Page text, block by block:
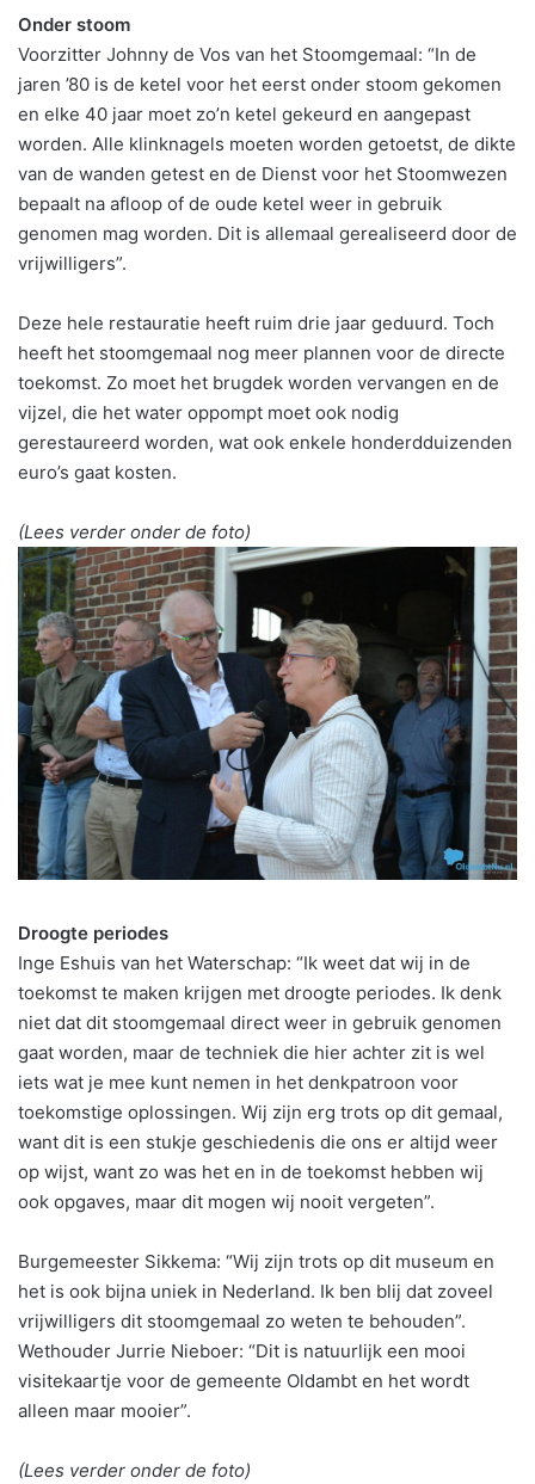
Onder stoom
Voorzitter Johnny de Vos van het Stoomgemaal: “In de
jaren ’80 is de ketel voor het eerst onder stoom gekomen
en elke 40 jaar moet zo’n ketel gekeurd en aangepast
worden. Alle klinknagels moeten worden getoetst, de dikte
van de wanden getest en de Dienst voor het Stoomwezen
bepaalt na afloop of de oude ketel weer in gebruik
genomen mag worden. Dit is allemaal gerealiseerd door de
vrijwilligers”.
Deze hele restauratie heeft ruim drie jaar geduurd. Toch
heeft het stoomgemaal nog meer plannen voor de directe
toekomst. Zo moet het brugdek worden vervangen en de
vijzel, die het water oppompt moet ook nodig
gerestaureerd worden, wat ook enkele honderdduizenden
euro’s gaat kosten.
(Lees verder onder de foto)
Droogte periodes
Inge Eshuis van het Waterschap: “Ik weet dat wij in de
toekomst te maken krijgen met droogte periodes. Ik denk
niet dat dit stoomgemaal direct weer in gebruik genomen
gaat worden, maar de techniek die hier achter zit is wel
iets wat je mee kunt nemen in het denkpatroon voor
toekomstige oplossingen. Wij zijn erg trots op dit gemaal,
want dit is een stukje geschiedenis die ons er altijd weer
op wijst, want zo was het en in de toekomst hebben wij
ook opgaves, maar dit mogen wij nooit vergeten”.
Burgemeester Sikkema: “Wij zijn trots op dit museum en
het is ook bijna uniek in Nederland. Ik ben blij dat zoveel
vrijwilligers dit stoomgemaal zo weten te behouden”.
Wethouder Jurrie Nieboer: “Dit is natuurlijk een mooi
visitekaartje voor de gemeente Oldambt en het wordt
alleen maar mooier”.
(Lees verder onder de foto)